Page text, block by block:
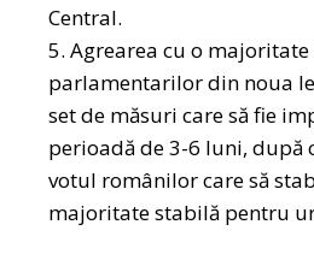
Central.
Agrearea cu o
parlamentarilor din noua
set de măsuri care să fie
perioadă de 3-6 luni, după
votul românilor care să
majoritate stabilă pentru